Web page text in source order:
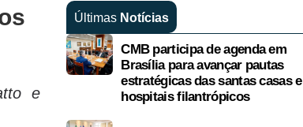
e
Últimas Notícias
CMB participa de agenda em
Brasília para avançar pautas
estratégicas das santas casas e
hospitais filantrópicos